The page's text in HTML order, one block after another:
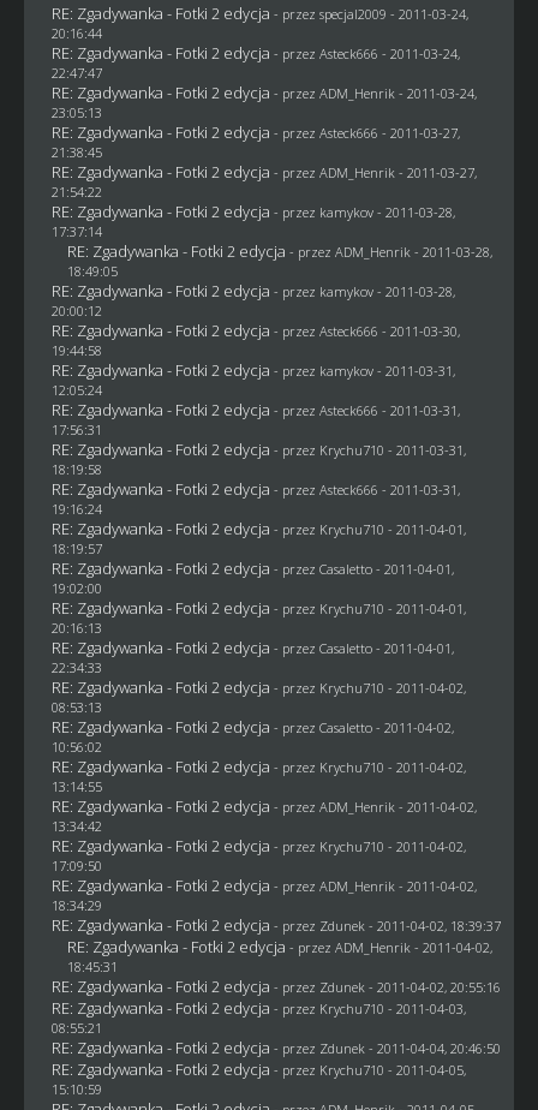
RE: Zgadywanka - Fotki 2 edycja - przez specjal2009 - 2011-03-24,
20:16:44
RE: Zgadywanka - Fotki 2 edycja - przez Asteck666 - 2011-03-24,
22:47:47
RE: Zgadywanka - Fotki 2 edycja - przez ADM_Henrik - 2011-03-24,
23:05:13
RE: Zgadywanka - Fotki 2 edycja - przez Asteck666 - 2011-03-27,
21:38:45
RE: Zgadywanka - Fotki 2 edycja - przez ADM_Henrik - 2011-03-27,
21:54:22
RE: Zgadywanka - Fotki 2 edycja - przez kamykov- 2011-03-28,
17:37:14
RE: Zgadywanka - Fotki 2 edycja - przez ADM_Henrik - 2011-03-28,
18:49:05
RE: Zgadywanka - Fotki 2 edycja - przez kamykov- 2011-03-28,
20:00:12
RE: Zgadywanka - Fotki 2 edycja - przez Asteck666 - 2011-03-30,
19:44:58
RE: Zgadywanka - Fotki 2 edycja - przez kamykov- 2011-03-31,
12:05:24
RE: Zgadywanka - Fotki 2 edycja - przez Asteck666 - 2011-03-31,
17:56:31
RE: Zgadywanka - Fotki 2 edycja - przez Krychu710 - 2011-03-31,
18:19:58
RE: Zgadywanka - Fotki 2 edycja - przez Asteck666 - 2011-03-31,
19:16:24
RE: Zgadywanka - Fotki 2 edycja - przez Krychu710 - 2011-04-01,
18:19:57
RE: Zgadywanka - Fotki 2 edycja - przez Casaletto- 2011-04-01,
19:02:00
RE: Zgadywanka - Fotki 2 edycja - przez Krychu710 - 2011-04-01,
20:16:13
RE: Zgadywanka - Fotki 2 edycja - przez Casaletto- 2011-04-01,
22:34:33
RE: Zgadywanka - Fotki 2 edycja - przez Krychu710 - 2011-04-02,
08:53:13
RE: Zgadywanka - Fotki 2 edycja - przez Casaletto- 2011-04-02,
10:56:02
RE: Zgadywanka - Fotki 2 edycja - przez Krychu710 - 2011-04-02,
13:14:55
RE: Zgadywanka - Fotki 2 edycja - przez ADM_Henrik - 2011-04-02,
13:34:42
RE: Zgadywanka - Fotki 2 edycja - przez Krychu710 - 2011-04-02,
17:09:50
RE: Zgadywanka - Fotki 2 edycja - przez ADM_Henrik - 2011-04-02,
18:34:29
RE: Zgadywanka - Fotki 2 edycja - przez Zdunek - 2011-04-02, 18:39:37
RE: Zgadywanka - Fotki 2 edycja - przez ADM_Henrik - 2011-04-02,
18:45:31
RE: Zgadywanka - Fotki 2 edycja - przez Zdunek - 2011-04-02, 20:55:16
RE: Zgadywanka - Fotki 2 edycja - przez Krychu710 - 2011-04-03,
08:55:21
RE: Zgadywanka - Fotki 2 edycja - przez Zdunek - 2011-04-04, 20:46:50
RE: Zgadywanka - Fotki 2 edycja - przez Krychu710 - 2011-04-05,
15:10:59